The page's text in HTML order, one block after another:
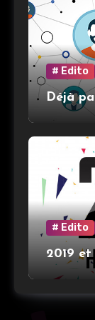
# Edito
Déjà
# Edito
2019